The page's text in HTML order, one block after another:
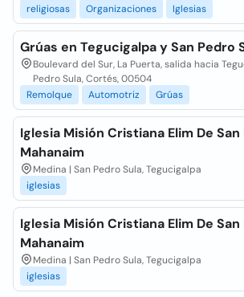
religiosas
Organizaciones Iglesias
Grúas en Tegucigalpa y San Pedro
Boulevard del Sur, La Puerta, salida hacia
Pedro Sula, Cortés, 00504
Remolque
Automotriz Grúas
Iglesia Misión Cristiana Elim De
Mahanaim
Medina | San Pedro Sula, Tegucigalpa
iglesias
Iglesia Misión Cristiana Elim De
Mahanaim
Medina | San Pedro Sula, Tegucigalpa
iglesias